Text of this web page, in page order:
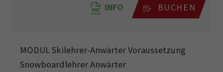
INFO BUCHEN
MODUL Skilehrer-Anwärter Voraussetzung
Snowboardlehrer Anwärter